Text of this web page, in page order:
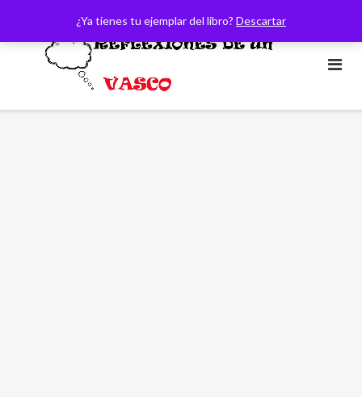
¿Ya tienes tu ejemplar del libro? Descartar
contenido